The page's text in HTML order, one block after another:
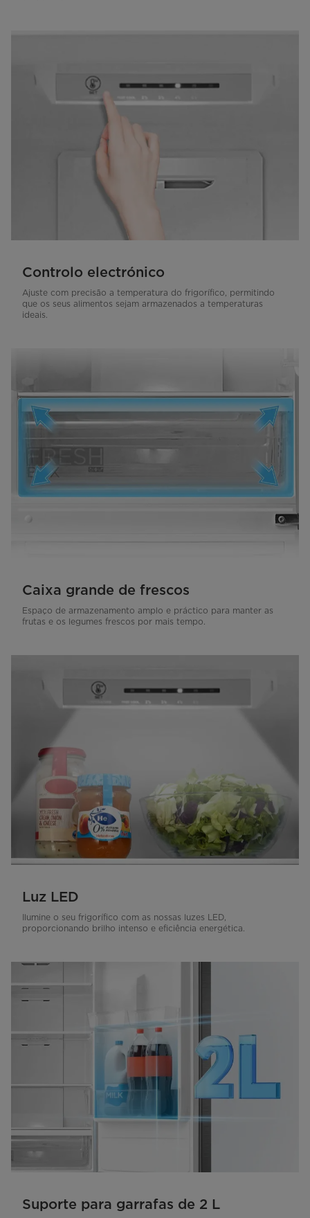
Controlo electrónico
Ajuste com precisão a temperatura do frigorífico, permitindo
que os seus alimentos sejam armazenados a temperaturas
ideais.
Caixa grande de frescos
Espaço de armazenamento amplo e práctico para manter as
frutas e os legumes frescos por mais tempo.
Luz LED
Ilumine o seu frigorífico com as nossas luzes LED,
proporcionando brilho intenso e eficiência energética.
Suporte para garrafas de 2 L